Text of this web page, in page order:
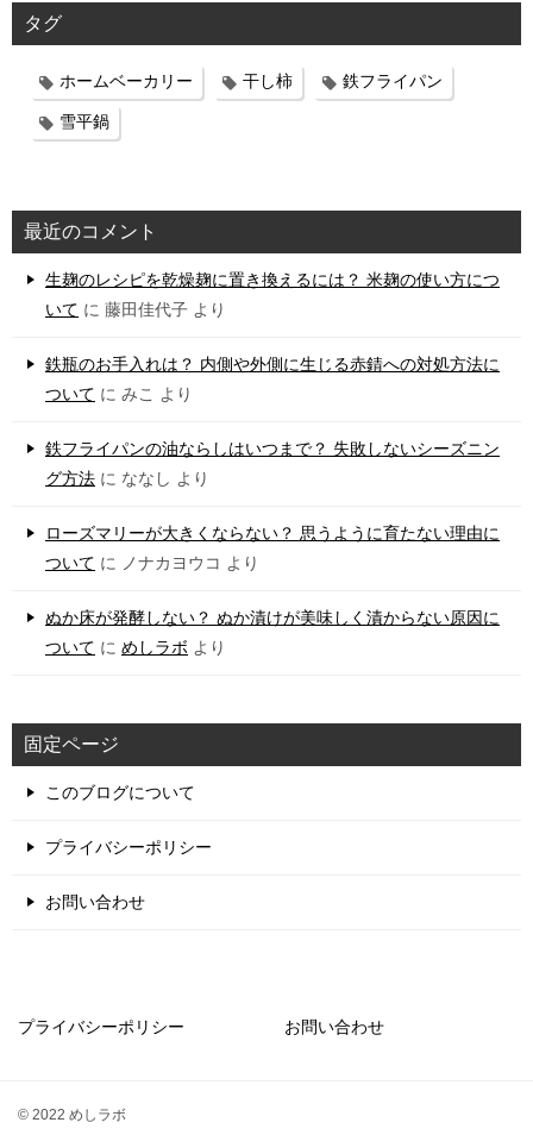
タグ
ホームベーカリー 干し柿 鉄フライパン
雪平鍋
最近のコメント
生麹のレシピを乾燥麹に置き換えるには？ 米麹の使い方につ
いて に 藤田佳代子 より
鉄瓶のお手入れは？ 内側や外側に生じる赤錆への対処方法に
ついて に みこ より
鉄フライパンの油ならしはいつまで？ 失敗しないシーズニン
グ方法 に ななし より
ローズマリーが大きくならない？ 思うように育たない理由に
ついて に ノナカヨウコ より
ぬか床が発酵しない？ ぬか漬けが美味しく漬からない原因に
ついて に めしラボ より
固定ページ
このブログについて
プライバシーポリシー
お問い合わせ
プライバシーポリシー お問い合わせ
© 2022 めしラボ